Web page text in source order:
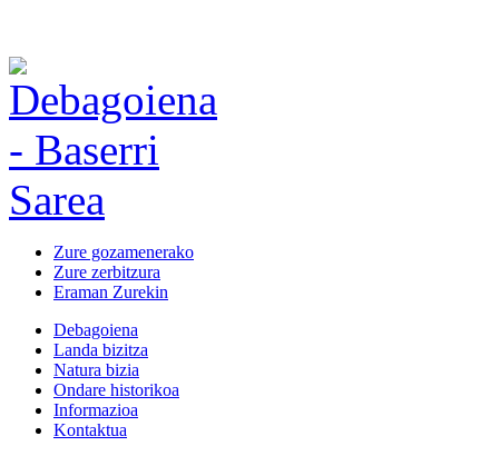
Zure gozamenerako
Zure zerbitzura
Eraman Zurekin
Debagoiena
Landa bizitza
Natura bizia
Ondare historikoa
Informazioa
Kontaktua